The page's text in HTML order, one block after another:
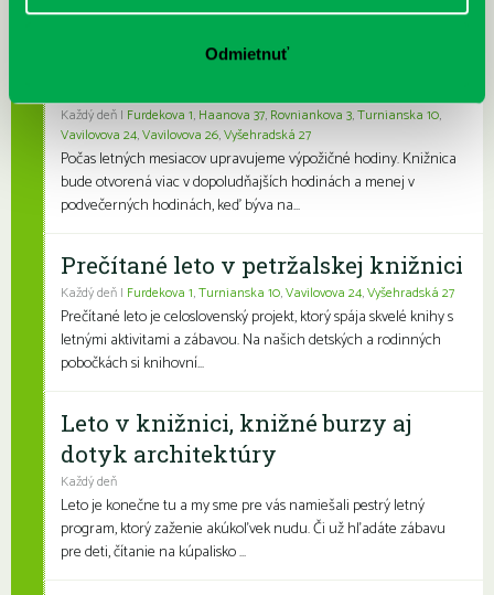
Odmietnuť
sebou vždy a všade po ruke kvalitnú a ľúbivú knihu na čítanie pre
Každý deň | Furdekova 1, Haanova 37, Rovniankova 3,Turnianska 10,
Vavilovova 24,Vavilovova 26,Vyšehradská 27
Počas letných mesiacov upravujeme výpožičné hodiny. Knižnica
bude otvorená viac v dopoludňajších hodinách a menej v
podvečerných hodinách, keď býva na...
Prečítané leto v petržalskej knižnici
Každý deň | Furdekova 1,Turnianska 10,Vavilovova 24,Vyšehradská 27
Prečítané leto je celoslovenský projekt, ktorý spája skvelé knihy s
letnými aktivitami a zábavou. Na našich detských a rodinných
pobočkách si knihovní...
Leto v knižnici, knižné burzy aj
dotyk architektúry
Každý deň
Leto je konečne tu a my sme pre vás namiešali pestrý letný
program, ktorý zaženie akúkoľvek nudu. Či už hľadáte zábavu
pre deti, čítanie na kúpalisko ...